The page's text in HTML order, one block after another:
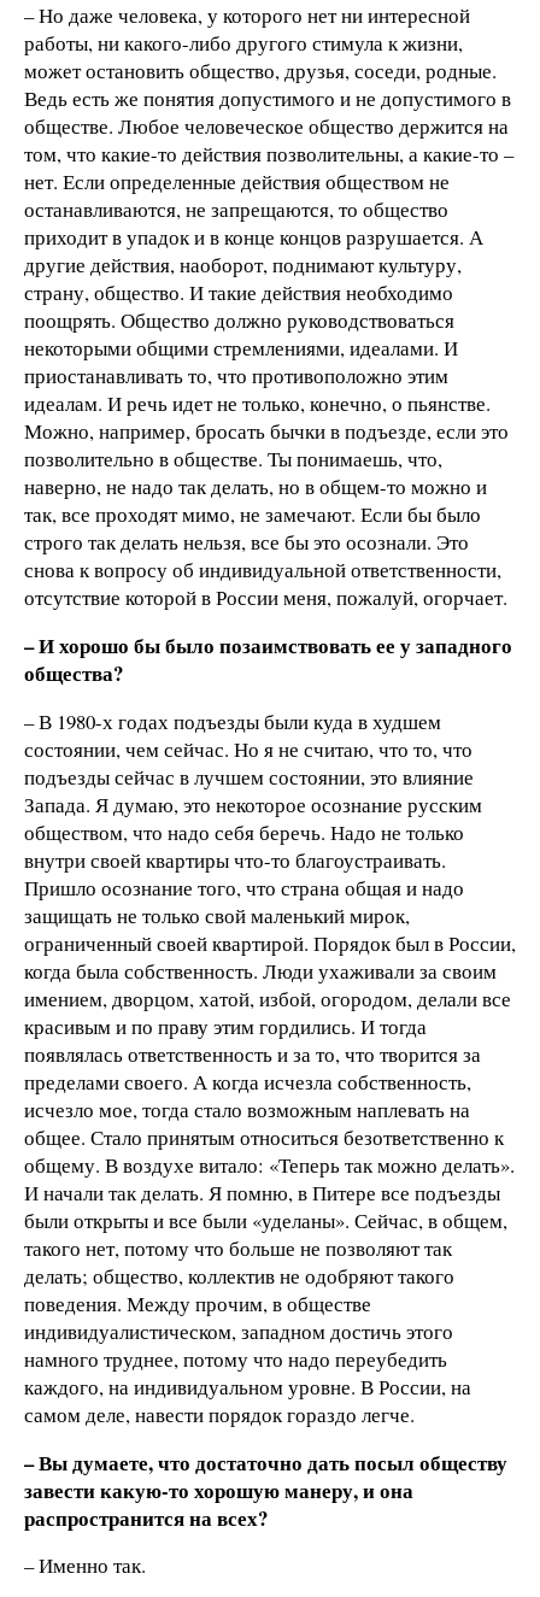
– Но даже человека, у которого нет ни интересной
работы, ни какого-либо другого стимула к жизни,
может остановить общество, друзья, соседи, родные.
Ведь есть же понятия допустимого и не допустимого в
обществе. Любое человеческое общество держится на
том, что какие-то действия позволительны, а какие-то –
нет. Если определенные действия обществом не
останавливаются, не запрещаются, то общество
приходит в упадок и в конце концов разрушается. А
другие действия, наоборот, поднимают культуру,
страну, общество. И такие действия необходимо
поощрять. Общество должно руководствоваться
некоторыми общими стремлениями, идеалами. И
приостанавливать то, что противоположно этим
идеалам. И речь идет не только, конечно, о пьянстве.
Можно, например, бросать бычки в подъезде, если это
позволительно в обществе. Ты понимаешь, что,
наверно, не надо так делать, но в общем-то можно и
так, все проходят мимо, не замечают. Если бы было
строго так делать нельзя, все бы это осознали. Это
снова к вопросу об индивидуальной ответственности,
отсутствие которой в России меня, пожалуй, огорчает.
–И хорошо бы было позаимствовать ее у западного
общества?
– В 1980-х годах подъезды были куда в худшем
состоянии, чем сейчас. Но я не считаю, что то, что
подъезды сейчас в лучшем состоянии, это влияние
Запада. Я думаю, это некоторое осознание русским
обществом, что надо себя беречь. Надо не только
внутри своей квартиры что-то благоустраивать.
Пришло осознание того, что страна общая и надо
защищать не только свой маленький мирок,
ограниченный своей квартирой. Порядок был в России,
когда была собственность. Люди ухаживали за своим
имением, дворцом, хатой, избой, огородом, делали все
красивым и по праву этим гордились. И тогда
появлялась ответственность и за то, что творится за
пределами своего. А когда исчезла собственность,
исчезло мое, тогда стало возможным наплевать на
общее. Стало принятым относиться безответственно к
общему. В воздухе витало: «Теперь так можно делать».
И начали так делать. Я помню, в Питере все подъезды
были открыты и все были «уделаны». Сейчас, в общем,
такого нет, потому что больше не позволяют так
делать; общество, коллектив не одобряют такого
поведения. Между прочим, в обществе
индивидуалистическом, западном достичь этого
намного труднее, потому что надо переубедить
каждого, на индивидуальном уровне. В России, на
самом деле, навести порядок гораздо легче.
–Вы думаете, что достаточно дать посыл обществу
завести какую-то хорошую манеру, и она
распространится на всех?
– Именно так.